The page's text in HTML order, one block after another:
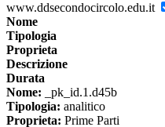
www.ddsecondocircolo.edu.it
Nome
Tipologia
Proprieta
Descrizione
Durata
Nome: _pk_id.1.d45b
Tipologia: analitico
Proprieta: Prime Parti